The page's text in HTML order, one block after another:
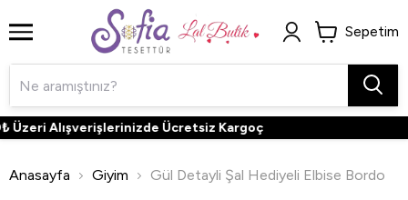
Sepetim
Alışverişlerinizde Ücretsiz Kargoç
Anasayfa Giyim Gül Detayli Şal Hediyeli Elbise Bordo